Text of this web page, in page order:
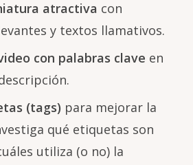
atractiva con
y textos llamativos.
con palabras clave en
(tags) para mejorar la
qué etiquetas son
utiliza (o no) la